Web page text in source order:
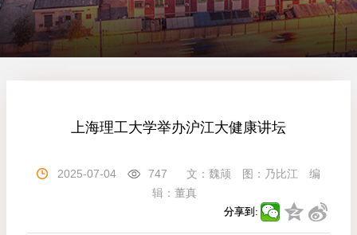
上海理工大学举办沪江大健康讲坛
2025-07-04 747 文： 魏颃 图： 乃比江
编
辑： 董真
分享到: